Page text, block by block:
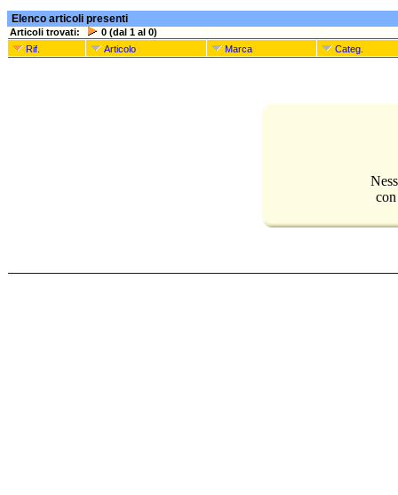
Elenco articoli presenti
Articoli trovati:
0 (dal 1 al 0)
Rif.
Articolo Marca Categ.